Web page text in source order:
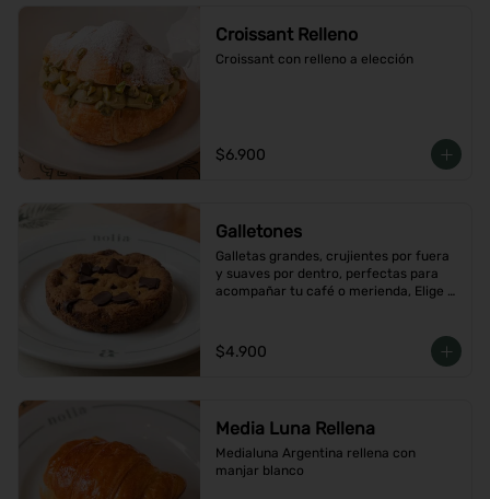
Croissant Relleno
Croissant con relleno a elección
$6.900
Galletones
Galletas grandes, crujientes por fuera
y suaves por dentro, perfectas para
acompañar tu café o merienda, Elige
$4.900
Media Luna Rellena
Medialuna Argentina rellena con
manjar blanco